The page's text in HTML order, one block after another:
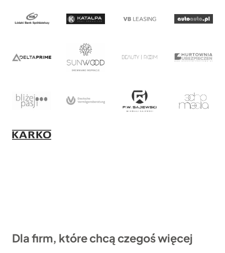
Dla firm, które chcą czegoś więcej